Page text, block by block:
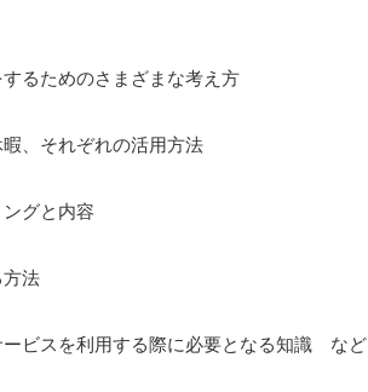
するためのさまざまな考え方
暇、それぞれの活用方法
ングと内容
方法
ービスを利用する際に必要となる知識 など